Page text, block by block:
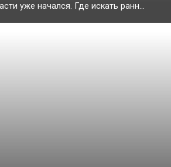
уже начался. Где искать ранн...